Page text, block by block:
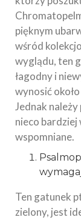
pięknym
wśród
wyglądu, ten
łagodny i
wynosić
Jednak
nieco bardziej
wspomniane.
Ten gatunek
zielony, jest